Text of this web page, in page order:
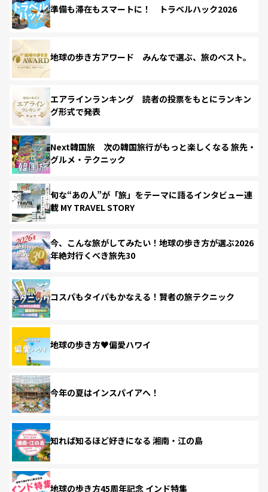
準備も滞在もスマートに！ トラベルハック2026
地球の歩き方アワード みんなで選ぶ、旅のベスト。
エアラインランキング 読者の投票をもとにランキン
グ形式で発表
Next韓国旅 次の韓国旅行がもっと楽しくなる 旅先・
グルメ・テクニック
旬な“あの人”が「旅」をテーマに語るインタビュー連
載 MY TRAVEL STORY
今、こんな旅がしてみたい！地球の歩き方が選ぶ2026
年絶対行くべき旅先30
コスパもタイパもかなえる！賢者の旅テクニック
地球の歩き方♥偏愛ハワイ
今年の夏はインスパイアへ！
知れば知るほど好きになる 湘南・江の島
地球の歩き方45周年記念 インド特集